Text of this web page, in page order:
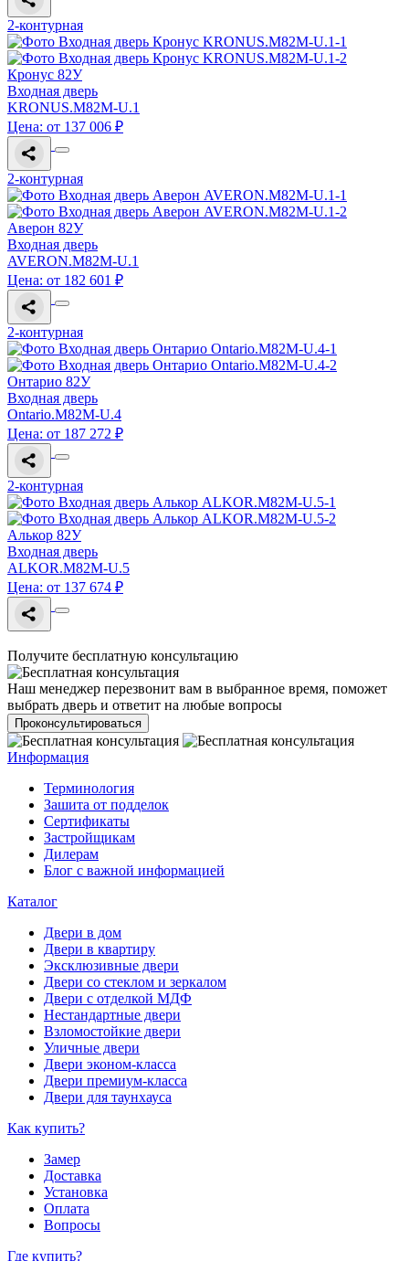
2-контурная
Кронус 82У
Входная дверь
KRONUS.M82M-U.1
Цена: от 137 006 ₽
2-контурная
Аверон 82У
Входная дверь
AVERON.M82M-U.1
Цена: от 182 601 ₽
2-контурная
Онтарио 82У
Входная дверь
Ontario.M82M-U.4
Цена: от 187 272 ₽
2-контурная
Алькор 82У
Входная дверь
ALKOR.M82M-U.5
Цена: от 137 674 ₽
Получите бесплатную консультацию
Наш менеджер перезвонит вам в выбранное время, поможет
выбрать дверь и ответит на любые вопросы
Проконсультироваться
Информация
Терминология
Зашита от подделок
Сертификаты
Застройщикам
Дилерам
Блог с важной информацией
Каталог
Двери в дом
Двери в квартиру
Эксклюзивные двери
Двери со стеклом и зеркалом
Двери с отделкой МДФ
Нестандартные двери
Взломостойкие двери
Уличные двери
Двери эконом-класса
Двери премиум-класса
Двери для таунхауса
Как купить?
Замер
Доставка
Установка
Оплата
Вопросы
Где купить?